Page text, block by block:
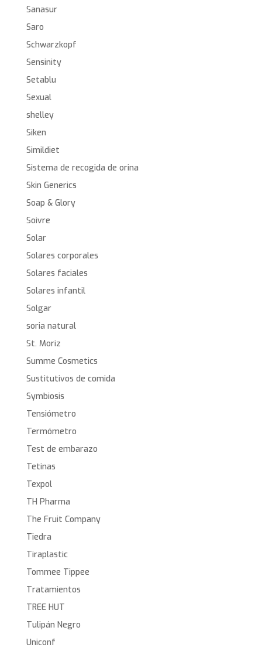
Sanasur
Saro
Schwarzkopf
Sensinity
Setablu
Sexual
shelley
Siken
Simildiet
Sistema de recogida de orina
Skin Generics
Soap & Glory
Soivre
Solar
Solares corporales
Solares faciales
Solares infantil
Solgar
soria natural
St. Moriz
Summe Cosmetics
Sustitutivos de comida
Symbiosis
Tensiómetro
Termómetro
Test de embarazo
Tetinas
Texpol
TH Pharma
The Fruit Company
Tiedra
Tiraplastic
Tommee Tippee
Tratamientos
TREE HUT
Tulipán Negro
Uniconf